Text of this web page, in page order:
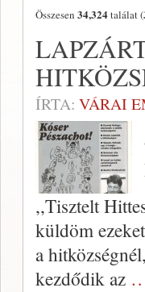
Összesen 34,324találat (
ÍRTA: VÁRAI
,,Tisztelt
küldöm
a
kezdődik az